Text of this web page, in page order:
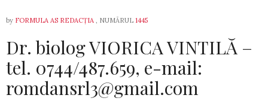
by FORMULA AS REDACȚIA , NUMĂRUL 1445
Dr. biolog VIORICA VINTILĂ –
tel. 0744/487.659, e-mail:
romdansrl3@gmail.com